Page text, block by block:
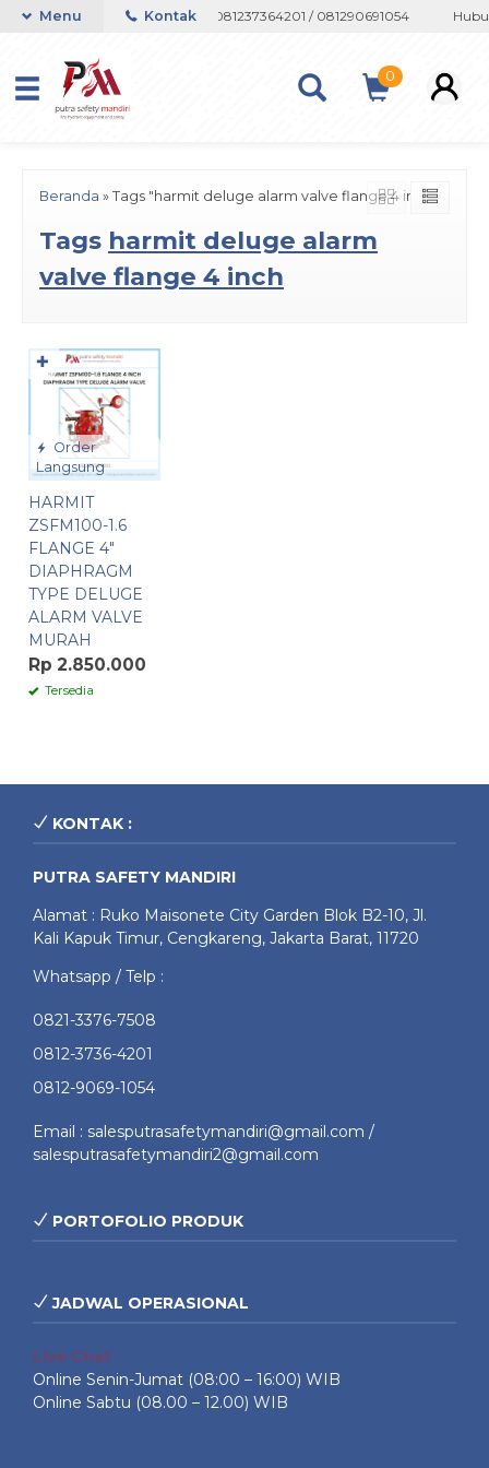
Whatsapp 082133767508 / 081237364201 / 081290691054
Menu Kontak
0
Beranda » Tags "harmit deluge alarm valve flange 4 inch"
Tags harmit deluge alarm
valve flange 4 inch
Order
Langsung
HARMIT
ZSFM100-1.6
FLANGE 4″
DIAPHRAGM
TYPE DELUGE
ALARM VALVE
MURAH
Rp 2.850.000
Tersedia
✚
KONTAK :
PUTRA SAFETY MANDIRI
Alamat : Ruko Maisonete City Garden Blok B2-10, Jl.
Kali Kapuk Timur, Cengkareng, Jakarta Barat, 11720
Whatsapp / Telp :
0821-3376-7508
0812-3736-4201
0812-9069-1054
Email : salesputrasafetymandiri@gmail.com /
salesputrasafetymandiri2@gmail.com
PORTOFOLIO PRODUK
JADWAL OPERASIONAL
Live Chat
Online Senin-Jumat (08:00 – 16:00) WIB
Online Sabtu (08.00 – 12.00) WIB